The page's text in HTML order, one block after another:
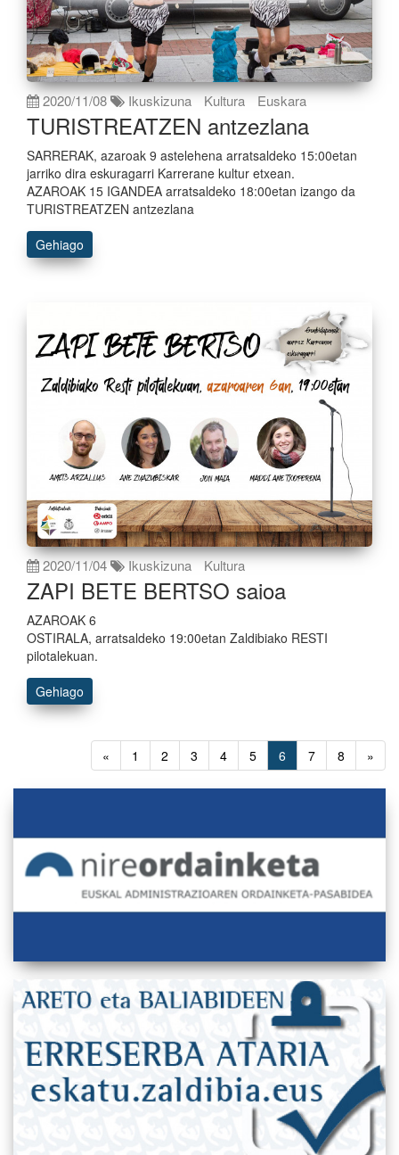
2020/11/08 Ikuskizuna Kultura Euskara
TURISTREATZEN antzezlana
SARRERAK, azaroak 9 astelehena arratsaldeko 15:00etan
jarriko dira eskuragarri Karrerane kultur etxean.
AZAROAK 15 IGANDEA arratsaldeko 18:00etan izango da
TURISTREATZEN antzezlana
Gehiago
2020/11/04 Ikuskizuna Kultura
ZAPI BETE BERTSO saioa
AZAROAK 6
OSTIRALA, arratsaldeko 19:00etan Zaldibiako RESTI
pilotalekuan.
Gehiago
« 1 2 3 4 5 6 7 8 »